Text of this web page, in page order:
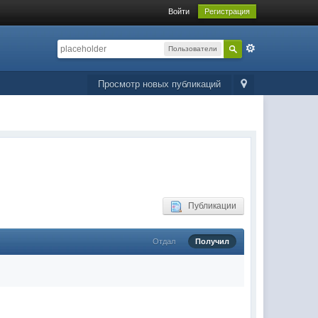
Войти Регистрация
Пользователи
Просмотр новых публикаций
Публикации
Отдал Получил